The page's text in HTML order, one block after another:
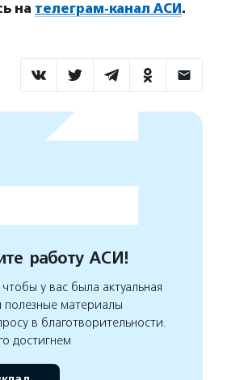
на телеграм-канал АСИ .
работу АСИ!
у вас была актуальная
материалы
в благотворительности.
достигнем